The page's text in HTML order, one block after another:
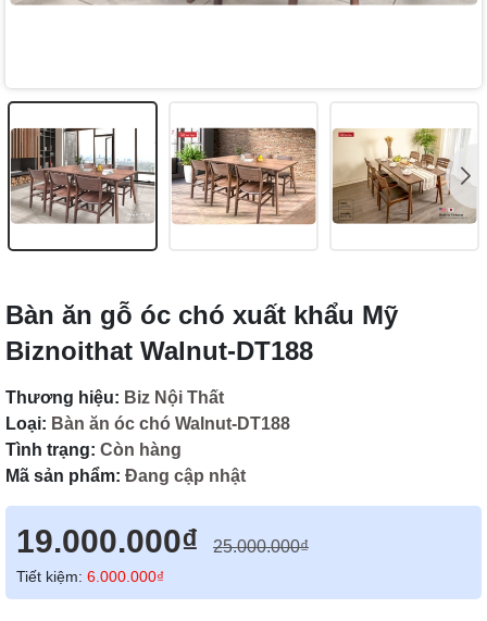
Bàn ăn gỗ óc chó xuất khẩu Mỹ
Biznoithat Walnut-DT188
Thương hiệu: Biz Nội Thất
Loại: Bàn ăn óc chó Walnut-DT188
Tình trạng: Còn hàng
Mã sản phẩm: Đang cập nhật
19.000.000₫ 25.000.000₫
Tiết kiệm: 6.000.000₫